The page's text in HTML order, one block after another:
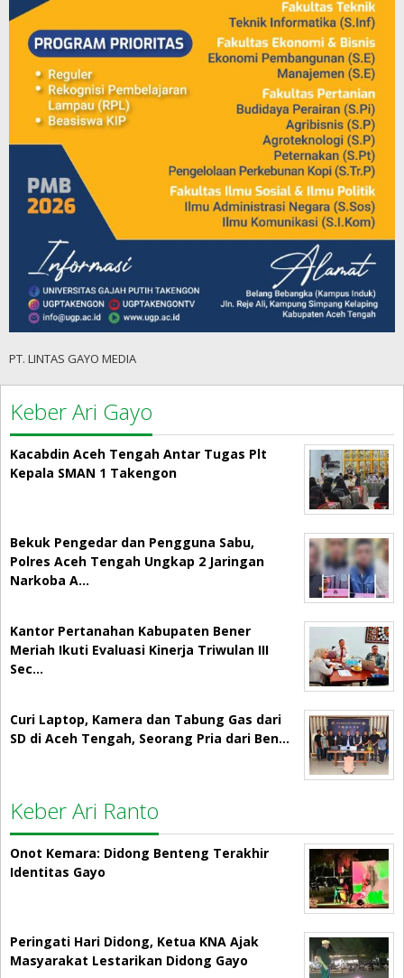
PT. LINTAS GAYO MEDIA
Keber Ari Gayo
Kacabdin Aceh Tengah Antar Tugas Plt
Kepala SMAN 1 Takengon
Bekuk Pengedar dan Pengguna Sabu,
Polres Aceh Tengah Ungkap 2 Jaringan
Narkoba A…
Kantor Pertanahan Kabupaten Bener
Meriah Ikuti Evaluasi Kinerja Triwulan III
Sec…
Curi Laptop, Kamera dan Tabung Gas dari
SD di Aceh Tengah, Seorang Pria dari Ben…
Keber Ari Ranto
Onot Kemara: Didong Benteng Terakhir
Identitas Gayo
Peringati Hari Didong, Ketua KNA Ajak
Masyarakat Lestarikan Didong Gayo